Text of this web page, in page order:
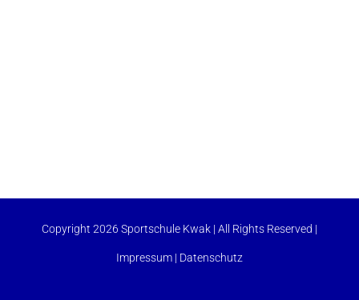
Copyright 2026 Sportschule Kwak | All Rights Reserved |
Impressum | Datenschutz